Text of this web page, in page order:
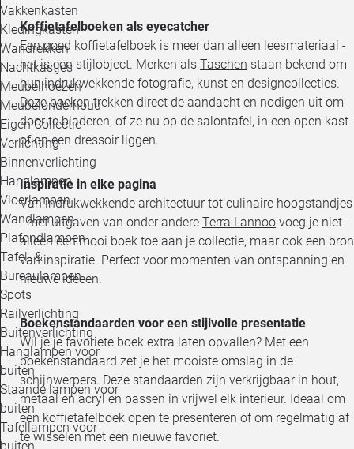
Vakkenkasten
Kledingkasten
Wandrekken
Nachtkastjes
Meubelhoezen
Meubelonderhoud
Eigen Collectie
Verlichting
Binnenverlichting
Hanglampen
Vloerlampen
Wandlampen
Plafondlampen
Tafel- &
Bureaulampen
Spots
Railverlichting
Buitenverlichting
Hanglampen voor
buiten
Staande lampen voor
buiten
Tafellampen voor
Koffietafelboeken als eyecatcher
Een goed koffietafelboek is meer dan alleen leesmateriaal -
het is een stijlobject. Merken als Taschen staan bekend om
hun indrukwekkende fotografie, kunst en designcollecties.
Deze boeken trekken direct de aandacht en nodigen uit om
door te bladeren, of ze nu op de salontafel, in een open kast
of op een dressoir liggen.
Inspiratie in elke pagina
Van indrukwekkende architectuur tot culinaire hoogstandjes
- met uitgaven van onder andere Terra Lannoo voeg je niet
alleen een mooi boek toe aan je collectie, maar ook een bron
van inspiratie. Perfect voor momenten van ontspanning en
nieuwe ideeën.
Boekenstandaarden voor een stijlvolle presentatie
Wil je je favoriete boek extra laten opvallen? Met een
boekenstandaard zet je het mooiste omslag in de
schijnwerpers. Deze standaarden zijn verkrijgbaar in hout,
metaal en acryl en passen in vrijwel elk interieur. Ideaal om
een koffietafelboek open te presenteren of om regelmatig af
te wisselen met een nieuwe favoriet.